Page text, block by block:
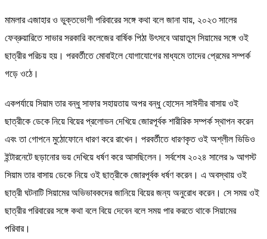
মামলার এজাহার ও ভুক্তভোগী পরিবারের সঙ্গে কথা বলে জানা যায়, ২০২৩ সালের
ফেব্রুয়ারিতে সাভার সরকারি কলেজের বার্ষিক পিঠা উৎসবে আয়াতুস সিয়ামের সঙ্গে ওই
ছাত্রীর পরিচয় হয়। পরবর্তীতে মোবাইলে যোগাযোগের মাধ্যমে তাদের প্রেমের সম্পর্ক
গড়ে ওঠে।
একপর্যায়ে সিয়াম তার বন্ধু সাফার সহায়তায় অপর বন্ধু হোসেন সাঈদীর বাসায় ওই
ছাত্রীকে ডেকে নিয়ে বিয়ের প্রলোভন দেখিয়ে জোরপূর্বক শারীরিক সম্পর্ক স্থাপন করেন
এবং তা গোপনে মুঠোফোনে ধারণ করে রাখেন। পরবর্তীতে ধারণকৃত ওই অশ্লীল ভিডিও
ইন্টারনেটে ছড়ানোর ভয় দেখিয়ে ধর্ষণ করে আসছিলেন। সর্বশেষ ২০২৪ সালের ৯ আগস্ট
সিয়াম তার বাসায় ডেকে নিয়ে ওই ছাত্রীকে জোরপূর্বক ধর্ষণ করেন। এ অবস্থায় ওই
ছাত্রী ঘটনাটি সিয়ামের অভিভাবকদের জানিয়ে বিয়ের জন্য অনুরোধ করেন। সে সময় ওই
ছাত্রীর পরিবারের সঙ্গে কথা বলে বিয়ে দেবেন বলে সময় পার করতে থাকে সিয়ামের
পরিবার।